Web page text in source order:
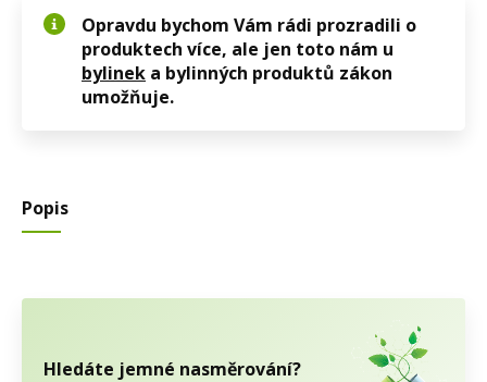
Opravdu bychom Vám rádi prozradili o
produktech více, ale jen toto nám u
bylinek a bylinných produktů zákon
umožňuje.
Popis
Hledáte jemné nasměrování?